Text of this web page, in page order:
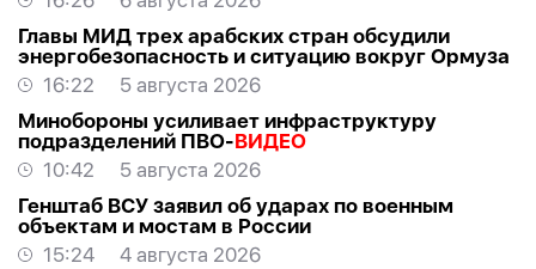
Главы МИД трех арабских стран обсудили
энергобезопасность и ситуацию вокруг Ормуза
16:22
5 августа 2026
Минобороны усиливает инфраструктуру
подразделений ПВО-ВИДЕО
10:42
5 августа 2026
Генштаб ВСУ заявил об ударах по военным
объектам и мостам в России
15:24
4 августа 2026